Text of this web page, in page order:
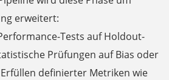
erweitert:
Tests auf Holdout-
Prüfungen auf Bias oder
definierter Metriken wie